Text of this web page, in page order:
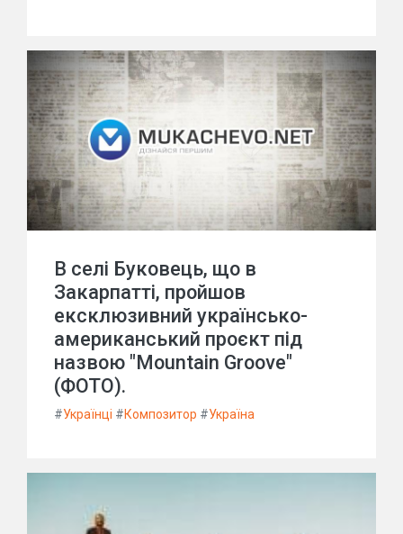
В селі Буковець, що в
Закарпатті, пройшов
ексклюзивний українсько-
американський проєкт під
назвою "Mountain Groove"
(ФОТО).
#Українці #Композитор #Україна